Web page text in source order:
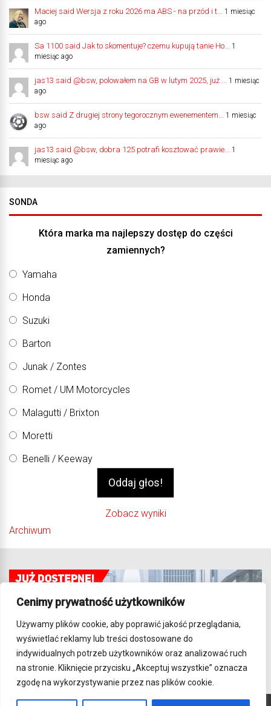
Cenimy prywatność użytkowników
Używamy plików cookie, aby poprawić jakość przeglądania,
wyświetlać reklamy lub treści dostosowane do
indywidualnych potrzeb użytkowników oraz analizować ruch
na stronie. Kliknięcie przycisku „Akceptuj wszystkie” oznacza
zgodę na wykorzystywanie przez nas plików cookie.
Maciej said Wersja z roku 2026 ma ABS - na przód i t...
1 miesiąc
ago
Sa 1100 said Jak to skomentuje? czemu kupują tanie Ho...
1
miesiąc ago
jas13 said @bsw, polowałem na GB w lutym 2025, już ...
1 miesiąc
ago
bsw said Z drugiej strony tegorocznym ewenementem...
1 miesiąc
ago
jas13 said @bsw, dobra 125 potrafi kosztować prawie...
1
miesiąc ago
SONDA
Która marka ma najlepszy dostęp do części
zamiennych?
Yamaha
Honda
Suzuki
Barton
Junak / Zontes
Romet / UM Motorcycles
Malagutti / Brixton
Moretti
Benelli / Keeway
Zobacz wyniki
Archiwum